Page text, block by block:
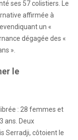
ses 57 colistiers. Le
affirmée à
un «
dégagée des «
».
le
: 28 femmes et
ans. Deux
Serradji, côtoient le